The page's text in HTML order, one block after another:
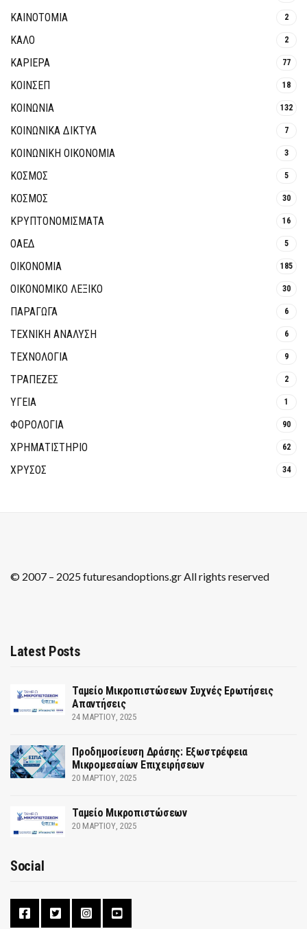
ΚΑΙΝΟΤΟΜΊΑ
2
ΚΑΛΟ 2
ΚΑΡΙΕΡΑ 77
ΚΟΙΝΣΕΠ 18
ΚΟΙΝΩΝΙΑ 132
ΚΟΙΝΩΝΙΚΆ ΔΊΚΤΥΑ 7
ΚΟΙΝΩΝΙΚΉ ΟΙΚΟΝΟΜΊΑ 3
ΚΟΣΜΟΣ 5
ΚΟΣΜΟΣ 30
ΚΡΥΠΤΟΝΟΜΊΣΜΑΤΑ 16
ΟΑΕΔ 5
ΟΙΚΟΝΟΜΙΑ 185
ΟΙΚΟΝΟΜΙΚΟ ΛΕΞΙΚΟ 30
ΠΑΡΑΓΩΓΑ 6
ΤΕΧΝΙΚΗ ΑΝΑΛΥΣΗ 6
ΤΕΧΝΟΛΟΓΙΑ 9
ΤΡΆΠΕΖΕΣ 2
ΥΓΕΙΑ 1
ΦΟΡΟΛΟΓΙΑ 90
ΧΡΗΜΑΤΙΣΤΗΡΙΟ 62
ΧΡΥΣΟΣ 34
© 2007 – 2025 futuresandoptions.gr All rights reserved
Latest Posts
Ταμείο Μικροπιστώσεων Συχνές Ερωτήσεις
Απαντήσεις
24 ΜΑΡΤΊΟΥ, 2025
Προδημοσίευση Δράσης: Εξωστρέφεια
Μικρομεσαίων Επιχειρήσεων
20 ΜΑΡΤΊΟΥ, 2025
Ταμείο Μικροπιστώσεων
20 ΜΑΡΤΊΟΥ, 2025
Social